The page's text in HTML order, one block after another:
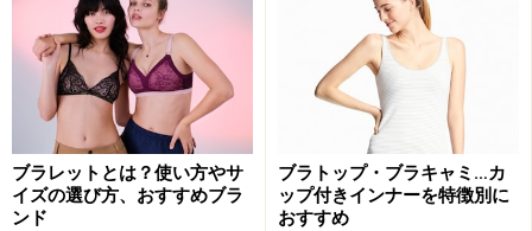
ブラレットとは？使い方やサ
イズの選び方、おすすめブラ
ンド
ブラトップ・ブラキャミ…カ
ップ付きインナーを特徴別に
おすすめ